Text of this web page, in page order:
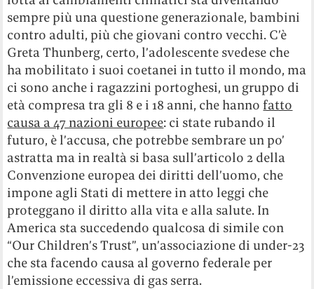
sempre più una questione generazionale, bambini
contro adulti, più che giovani contro vecchi. C’è
Greta Thunberg, certo, l’adolescente svedese che
ha mobilitato i suoi coetanei in tutto il mondo, ma
ci sono anche i ragazzini portoghesi, un gruppo di
età compresa tra gli 8 e i 18 anni, che hannofatto
causa a 47 nazioni europee: ci state rubando il
futuro, è l’accusa, che potrebbe sembrare un po’
astratta ma in realtà si basa sull’articolo 2 della
Convenzione europea dei diritti dell’uomo, che
impone agli Stati di mettere in atto leggi che
proteggano il diritto alla vita e alla salute. In
America sta succedendo qualcosa di simile con
“Our Children’s Trust”, un’associazione di under-23
che sta facendo causa al governo federale per
l’emissione eccessiva di gas serra.